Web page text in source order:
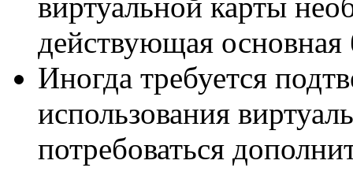
виртуальной карты
действующая основная
Иногда требуется
использования
потребоваться